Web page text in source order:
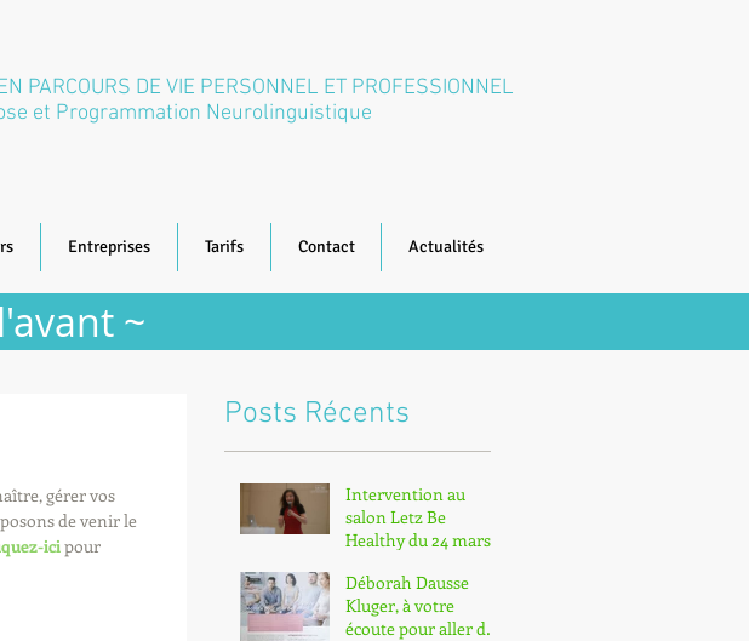
PARCOURS DE VIE PERSONNEL ET PROFESSIONNEL
et Programmation Neurolinguistique
Entreprises Tarifs Contact Actualités
~
gérer vos
de venir le
ici pour
Posts Récents
Intervention au
salon Letz Be
Healthy du 24 mars
Déborah Dausse
Kluger, à votre
écoute pour aller de